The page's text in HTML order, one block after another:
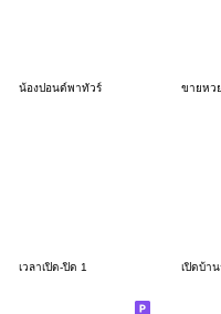
น้องปอนด์พาทัวร์
เวลาเปิด-ปิด 1 เปิดบ้า